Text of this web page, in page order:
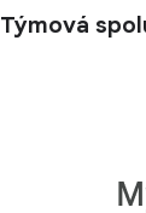
Týmová